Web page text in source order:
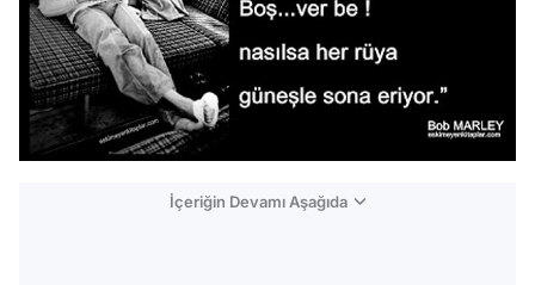
İçeriğin Devamı Aşağıda